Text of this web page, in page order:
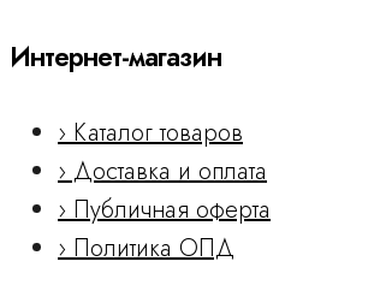
Интернет-магазин
› Каталог товаров
› Доставка и оплата
› Публичная оферта
› Политика ОПД